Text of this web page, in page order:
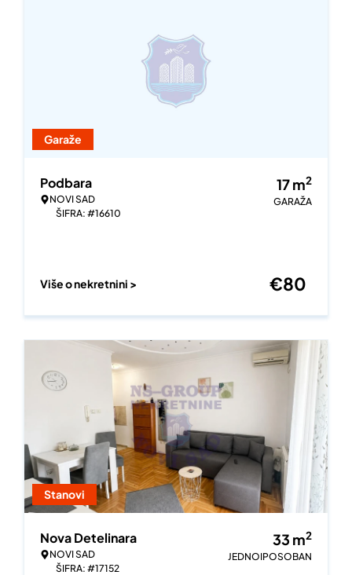
Garaže
Podbara
NOVI SAD
ŠIFRA: #16610
17m2
GARAŽA
Više o nekretnini > €80
Stanovi
Nova Detelinara
NOVI SAD
ŠIFRA: #17152
33 m2
JEDNOIPOSOBAN